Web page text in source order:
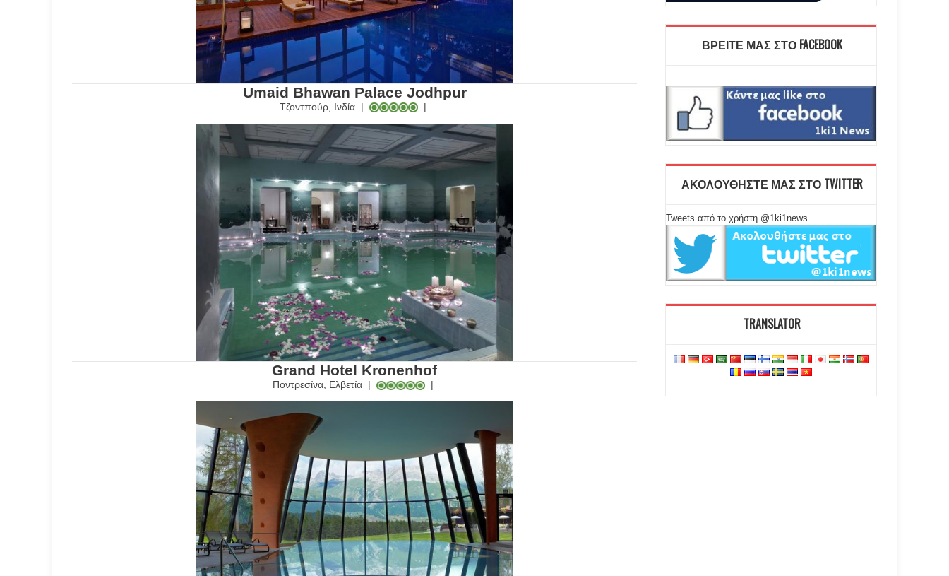
Umaid Bhawan Palace Jodhpur
Τζοντπούρ, Ινδία | |
Grand Hotel Kronenhof
Ποντρεσίνα, Ελβετία | |
ΒΡΕΙΤΕ ΜΑΣ ΣΤΟ FACEBOOK
ΑΚΟΛΟΥΘΗΣΤΕ ΜΑΣ ΣΤΟ TWITTER
Tweets από το χρήστη @1ki1news
TRANSLATOR